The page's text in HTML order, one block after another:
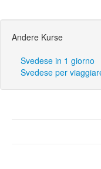
Andere Kurse
Svedese in 1 giorno
Svedese per